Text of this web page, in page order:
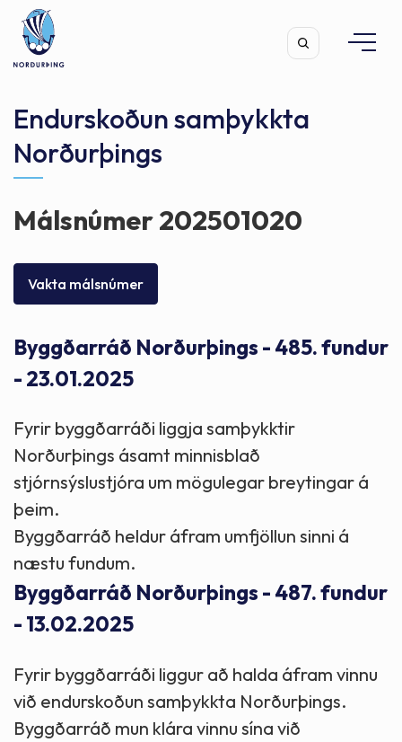
Leita
Endurskoðun samþykkta
Norðurþings
Málsnúmer 202501020
Vakta málsnúmer
Byggðarráð Norðurþings - 485. fundur
- 23.01.2025
Fyrir byggðarráði liggja samþykktir
Norðurþings ásamt minnisblað
stjórnsýslustjóra um mögulegar breytingar á
þeim.
Byggðarráð heldur áfram umfjöllun sinni á
næstu fundum.
Byggðarráð Norðurþings - 487. fundur
- 13.02.2025
Fyrir byggðarráði liggur að halda áfram vinnu
við endurskoðun samþykkta Norðurþings.
Byggðarráð mun klára vinnu sína við